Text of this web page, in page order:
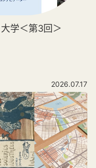
学＜第3回＞
2026.07.17